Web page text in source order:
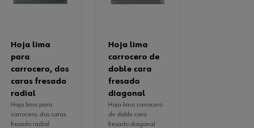
hoja lima
para
carrocero, dos
caras fresado
radial
hoja lima para
carrocero, dos caras
fresado radial
hoja lima
carrocero de
doble cara
fresado
diagonal
hoja lima carrocero
de doble cara
fresado diagonal